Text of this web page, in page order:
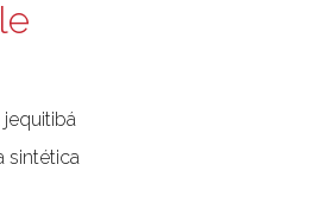
Carro Bar
Coleção Resort
jequitibá
sintética